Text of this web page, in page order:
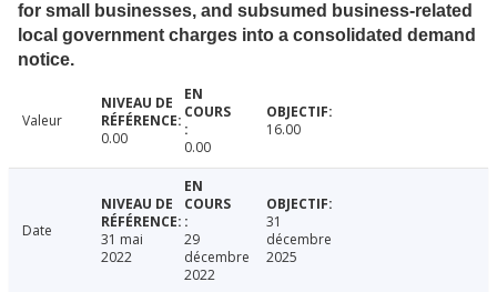
for small businesses, and subsumed business-related
local government charges into a consolidated demand
notice.
Valeur
0.00
0.00
16.00
Date
31 mai
2022
29
décembre
2022
31
décembre
2025